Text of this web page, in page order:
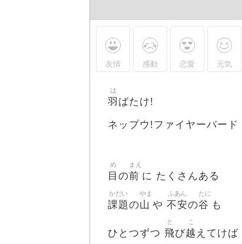
友情 感動 恋愛 元気
羽
は
ばたけ!
ネップウ!ファイヤーバード
目
め
の前
まえ
に たくさんある
課題
かだい
の山
やま
や 不安
ふあん
の谷
たに
も
ひとつずつ 飛
と
び越
こ
えてけば